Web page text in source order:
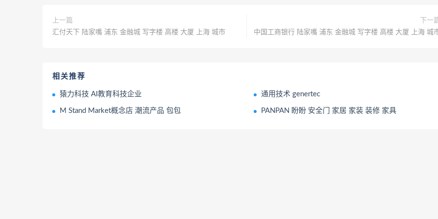
上一篇
汇付天下 陆家嘴 浦东 金融城 写字楼 高楼 大厦 上海 城市
下一
中国工商银行 陆家嘴 浦东 金融城 写字楼 高楼 大厦 上海 城
相关推荐
猿力科技 AI教育科技企业 通用技术 genertec
M Stand Market概念店 潮流产品 包包 PANPAN 盼盼 安全门 家居 家装 装修 家具